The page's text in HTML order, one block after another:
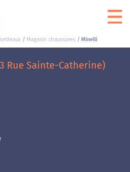
Magasin chaussures Minelli
Rue Sainte-Catherine)